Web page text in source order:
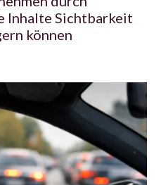
Sichtbarkeit
können